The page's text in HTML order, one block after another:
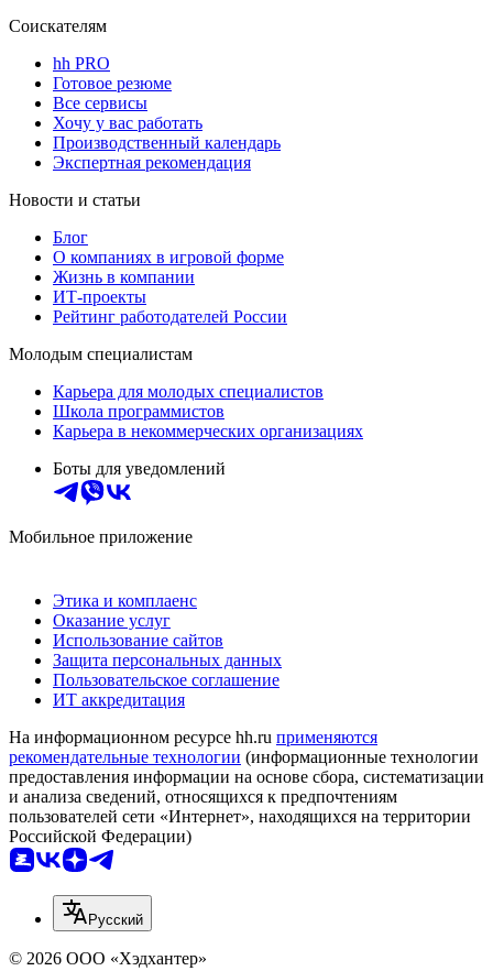
Соискателям
hh PRO
Готовое резюме
Все сервисы
Хочу у вас работать
Производственный календарь
Экспертная рекомендация
Новости и статьи
Блог
О компаниях в игровой форме
Жизнь в компании
ИТ-проекты
Рейтинг работодателей России
Молодым специалистам
Карьера для молодых специалистов
Школа программистов
Карьера в некоммерческих организациях
Боты для уведомлений
Мобильное приложение
Этика и комплаенс
Оказание услуг
Использование сайтов
Защита персональных данных
Пользовательское соглашение
ИТ аккредитация
На информационном ресурсе hh.ru применяются
рекомендательные технологии (информационные технологии
предоставления информации на основе сбора, систематизации
и анализа сведений, относящихся к предпочтениям
пользователей сети «Интернет», находящихся на территории
Российской Федерации)
Русский
© 2026 ООО «Хэдхантер»